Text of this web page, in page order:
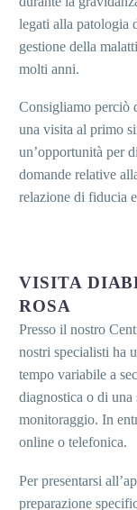
legati alla patologia
gestione della
molti anni.
Consigliamo perciò
una visita al primo
un’opportunità per
domande relative
relazione di fiducia
VISITA
ROSA
Presso il nostro
nostri specialisti ha
tempo variabile a
diagnostica o di
monitoraggio. In
online o telefonica.
Per presentarsi
preparazione